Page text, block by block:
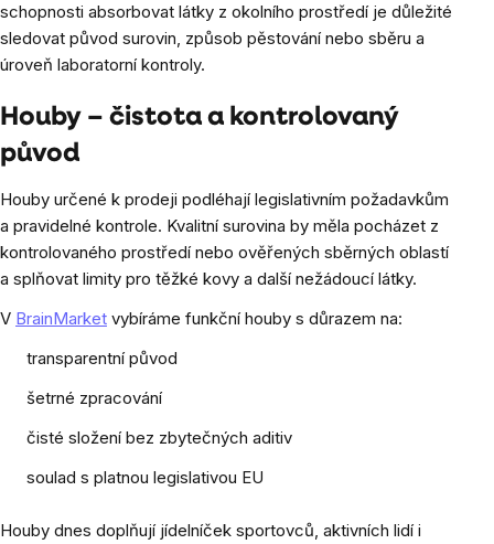
schopnosti absorbovat látky z okolního prostředí je důležité
sledovat původ surovin, způsob pěstování nebo sběru a
úroveň laboratorní kontroly.
Houby – čistota a kontrolovaný
původ
Houby určené k prodeji podléhají legislativním požadavkům
a pravidelné kontrole. Kvalitní surovina by měla pocházet z
kontrolovaného prostředí nebo ověřených sběrných oblastí
a splňovat limity pro těžké kovy a další nežádoucí látky.
V BrainMarket vybíráme funkční houby s důrazem na:
transparentní původ
šetrné zpracování
čisté složení bez zbytečných aditiv
soulad s platnou legislativou EU
Houby dnes doplňují jídelníček sportovců, aktivních lidí i